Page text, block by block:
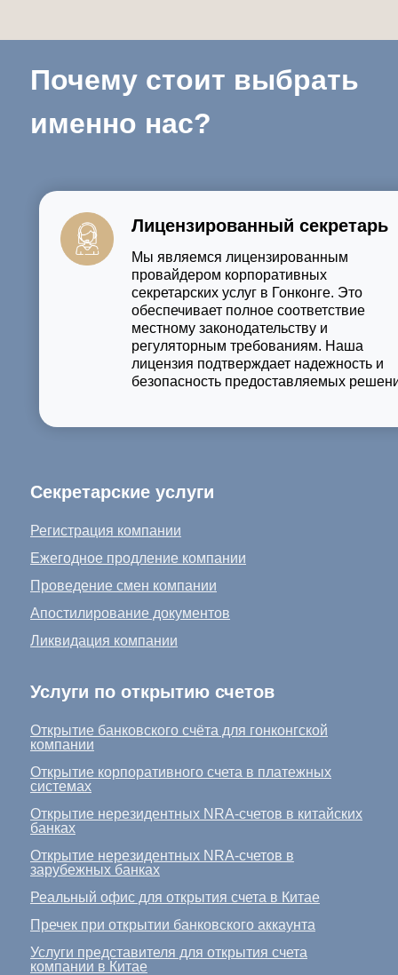
Почему стоит выбрать
именно нас?
Лицензированный секретарь
Мы являемся лицензированным
провайдером корпоративных
секретарских услуг в Гонконге. Это
обеспечивает полное соответствие
местному законодательству и
регуляторным требованиям. Наша
лицензия подтверждает надежность и
безопасность предоставляемых
Секретарские услуги
Регистрация компании
Ежегодное продление компании
Проведение смен компании
Апостилирование документов
Ликвидация компании
Услуги по открытию счетов
Открытие банковского счёта для гонконгской
компании
Открытие корпоративного счета в платежных
системах
Открытие нерезидентных NRA-счетов в китайских
банках
Открытие нерезидентных NRA-счетов в
зарубежных банках
Реальный офис для открытия счета в Китае
Пречек при открытии банковского аккаунта
Услуги представителя для открытия счета
компании в Китае